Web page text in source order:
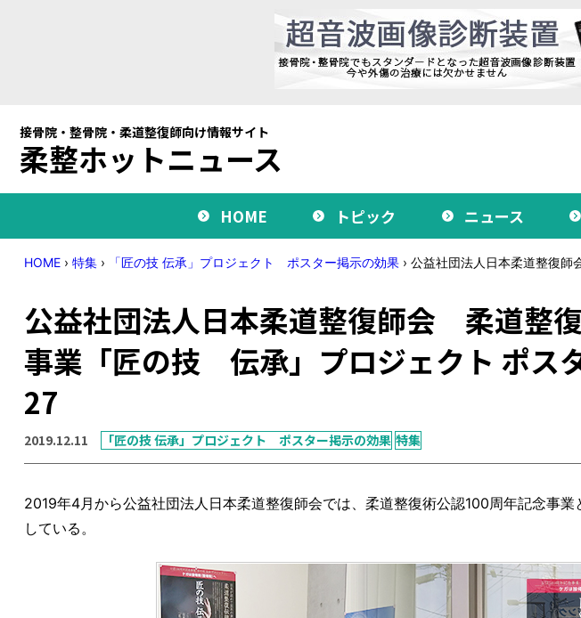
接骨院・整骨院・柔道整復師向け情報サイト
柔整ホットニュース
HOME トピック ニュース
HOME › 特集 › 「匠の技 伝承」プロジェクト ポスター掲示の効果 › 公益社団法人日本柔道整復
公益社団法人日本柔道整復師会 柔道整
事業「匠の技 伝承」プロジェクト ポス
27
2019.12.11 「匠の技 伝承」プロジェクト ポスター掲示の効果 特集
2019年4月から公益社団法人日本柔道整復師会では、柔道整復術公認100周年記念事
している。